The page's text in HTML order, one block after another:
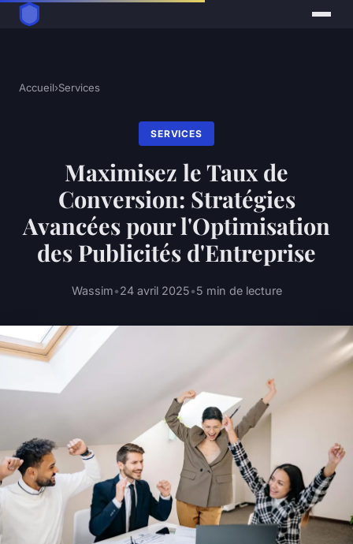
Accueil›Services
SERVICES
Maximisez le Taux de
Conversion: Stratégies
Avancées pour l'Optimisation
des Publicités d'Entreprise
Wassim•24 avril 2025•5 min de lecture